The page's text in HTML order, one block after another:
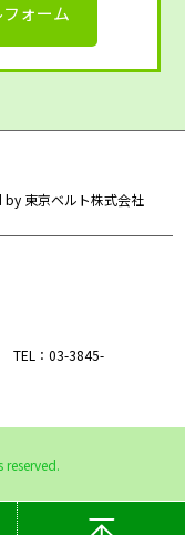
ォーム
東京ベルト株式会社
TEL：03-3845-
reserved.